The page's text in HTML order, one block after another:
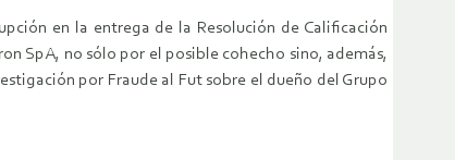
en la entrega de la Resolución de Calificación
SpA, no sólo por el posible cohecho sino, además,
por Fraude al Fut sobre el dueño del Grupo